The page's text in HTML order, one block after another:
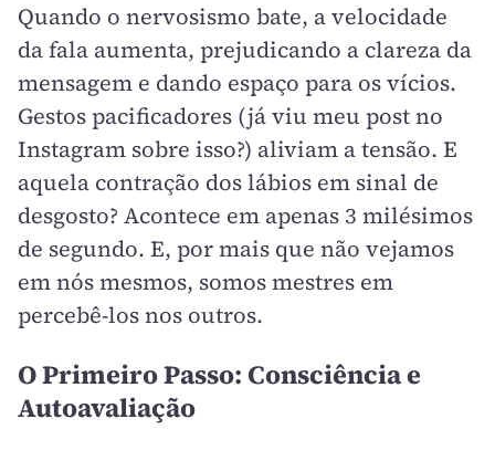
Quando o nervosismo bate, a velocidade
da fala aumenta, prejudicando a clareza da
mensagem e dando espaço para os vícios.
Gestos pacificadores (já viu meu post no
Instagram sobre isso?) aliviam a tensão. E
aquela contração dos lábios em sinal de
desgosto? Acontece em apenas 3 milésimos
de segundo. E, por mais que não vejamos
em nós mesmos, somos mestres em
percebê-los nos outros.
O Primeiro Passo: Consciência e
Autoavaliação